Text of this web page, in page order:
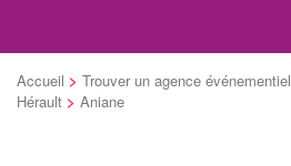
Accueil > Trouver un agence événementiel
Hérault > Aniane